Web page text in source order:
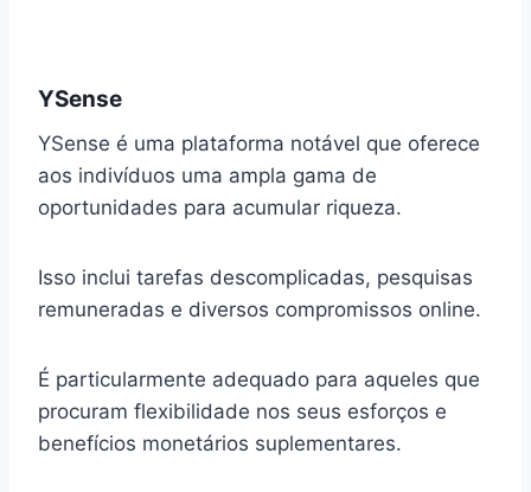
YSense
YSense é uma plataforma notável que oferece
aos indivíduos uma ampla gama de
oportunidades para acumular riqueza.
Isso inclui tarefas descomplicadas, pesquisas
remuneradas e diversos compromissos online.
É particularmente adequado para aqueles que
procuram flexibilidade nos seus esforços e
benefícios monetários suplementares.